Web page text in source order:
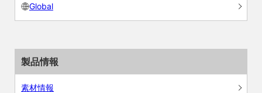
Global
製品情報
素材情報